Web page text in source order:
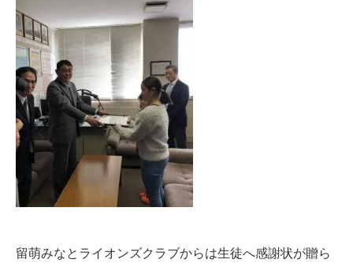
留萌みなとライオンズクラブからは生徒へ感謝状が贈ら